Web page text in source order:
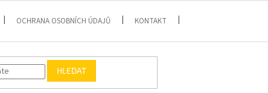
OCHRANA OSOBNÍCH ÚDAJŮ KONTAKT
HLEDAT